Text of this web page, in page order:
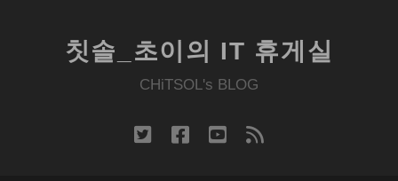
웠
으
거
칫솔_초이의 IT 휴게실
CHiTSOL's BLOG
twitterfacebook
youtube
rss